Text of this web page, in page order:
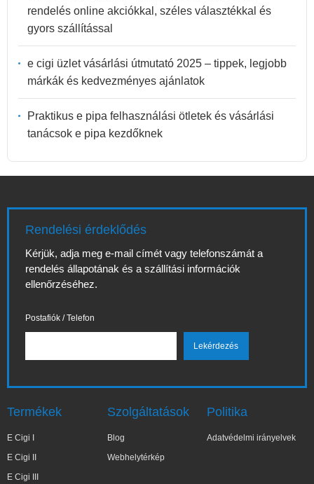
rendelés online akciókkal, széles választékkal és
gyors szállítással
e cigi üzlet vásárlási útmutató 2025 – tippek, legjobb
márkák és kedvezményes ajánlatok
Praktikus e pipa felhasználási ötletek és vásárlási
tanácsok e pipa kezdőknek
Rendelési érdeklődés
Kérjük, adja meg e-mail címét vagy telefonszámát a
rendelés állapotának és a szállítási információk
ellenőrzéséhez.
Postafiók / Telefon
Termékek
E Cigi I
E Cigi II
E Cigi III
Szolgáltatások
Blog
Webhelytérkép
Politika
Adatvédelmi irányelvek